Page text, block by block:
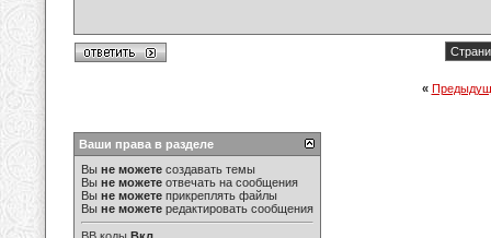
«
Ваши права в разделе
Вы не можете создавать темы
Вы не можете отвечать на сообщения
Вы не можете прикреплять файлы
Вы не можете редактировать сообщения